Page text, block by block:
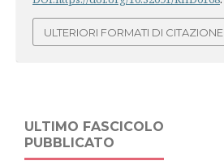
ULTERIORI FORMATI DI CITAZIONE
ULTIMO FASCICOLO
PUBBLICATO